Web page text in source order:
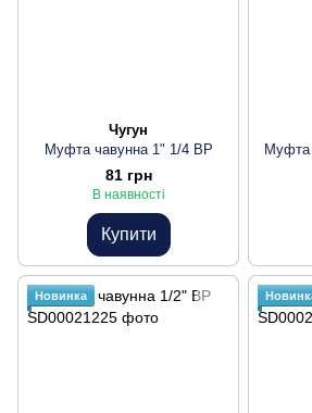
Чугун
Муфта чавунна 1" 1/4 ВР
81 грн
В наявності
Купити
Муфта
Новинка